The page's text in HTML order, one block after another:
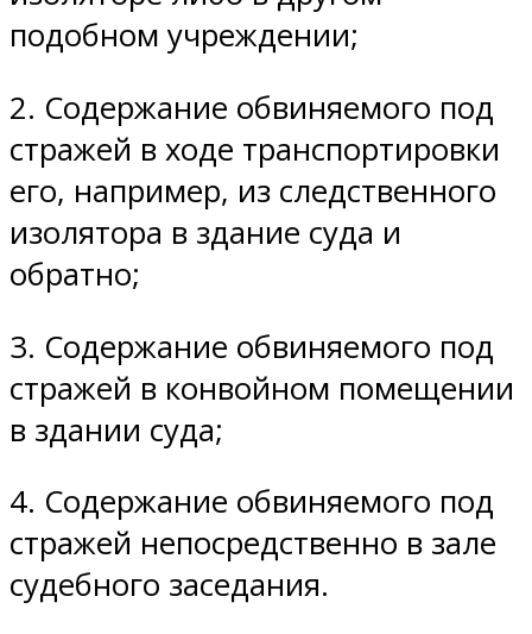
подобном учреждении;
2. Содержание обвиняемого под
стражей в ходе транспортировки
его, например, из следственного
изолятора в здание суда и
обратно;
3. Содержание обвиняемого под
стражей в конвойном помещении
в здании суда;
4. Содержание обвиняемого под
стражей непосредственно в зале
судебного заседания.